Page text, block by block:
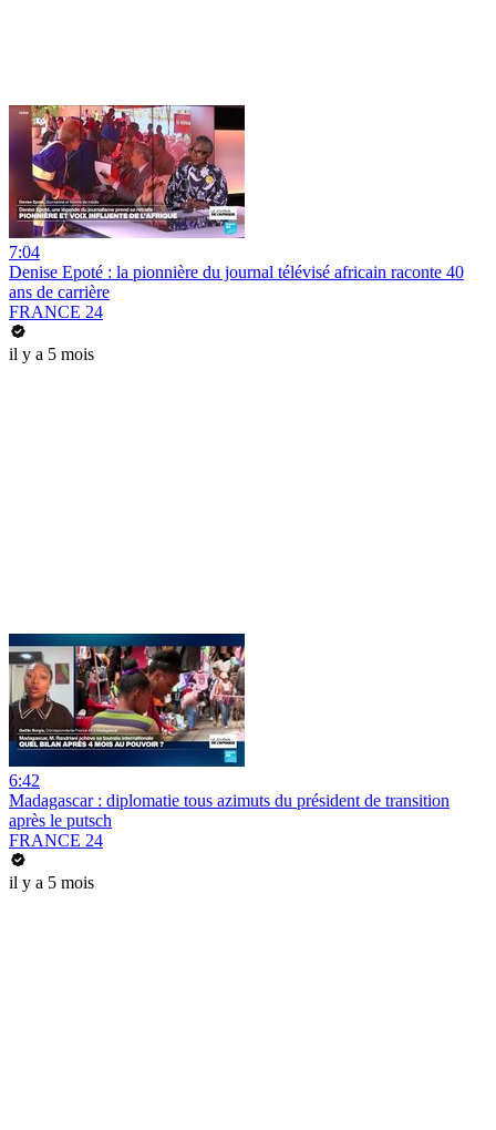
7:04
Denise Epoté : la pionnière du journal télévisé africain raconte 40
ans de carrière
FRANCE 24
il y a 5 mois
6:42
Madagascar : diplomatie tous azimuts du président de transition
après le putsch
FRANCE 24
il y a 5 mois